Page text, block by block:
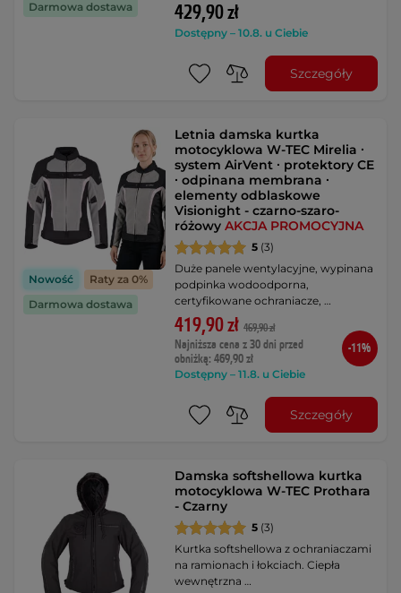
Darmowa dostawa 429,90 zł
Dostępny – 10.8. u Ciebie
Szczegóły
Nowość
Raty za 0%
Darmowa dostawa
Letnia damska kurtka
motocyklowa W-TEC Mirelia ∙
system AirVent ∙ protektory CE
∙ odpinana membrana ∙
elementy odblaskowe
Visionight - czarno-szaro-
różowyAKCJA PROMOCYJNA
5 (3)
Duże panele wentylacyjne, wypinana
podpinka wodoodporna,
certyfikowane ochraniacze, …
419,90 zł 469,90 zł
Najniższa cena z 30 dni przed
obniżką: 469,90 zł
Dostępny – 11.8. u Ciebie
-11%
Szczegóły
Damska softshellowa kurtka
motocyklowa W-TEC Prothara
- Czarny
5 (3)
Kurtka softshellowa z ochraniaczami
na ramionach i łokciach. Ciepła
wewnętrzna …